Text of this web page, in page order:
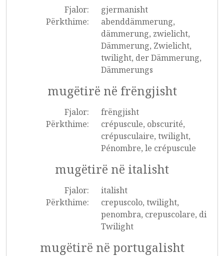
Fjalor:
gjermanisht
Përkthime:
abenddämmerung,
dämmerung, zwielicht,
Dämmerung, Zwielicht,
twilight, der Dämmerung,
Dämmerungs
mugëtirë në frëngjisht
Fjalor:
frëngjisht
Përkthime:
crépuscule, obscurité,
crépusculaire, twilight,
Pénombre, le crépuscule
mugëtirë në italisht
Fjalor:
italisht
Përkthime:
crepuscolo, twilight,
penombra, crepuscolare, di
Twilight
mugëtirë në portugalisht